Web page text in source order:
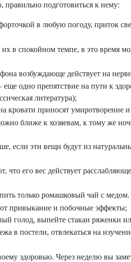
подготовиться к нему:
в любую погоду, приток
в спокойном темпе, в это время
возбуждающе действует на
одно препятствие на пути к
литература);
приносят умиротворение и
ближе к хозяевам, к тому же
если эти вещи будут из
его вес действует
только ромашковый чай с
привыкание и побочные эффекты;
голод, выпейте стакан ряженки
в постели, отвлекаться на
здоровью. Через неделю вы